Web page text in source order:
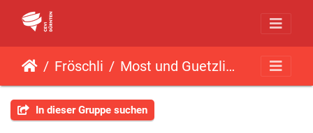
Fröschli Most und Guetzli (19.11.2016)
In dieser Gruppe suchen